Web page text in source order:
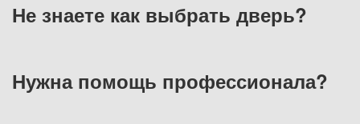
Не знаете как выбрать дверь?
Нужна помощь профессионала?